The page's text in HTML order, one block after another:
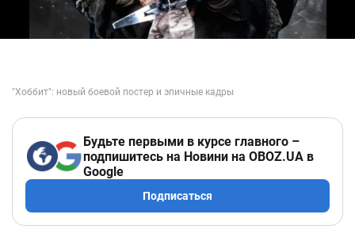
Будьте первыми в курсе главного –
подпишитесь на Новини на OBOZ.UA в
Google
Подписаться